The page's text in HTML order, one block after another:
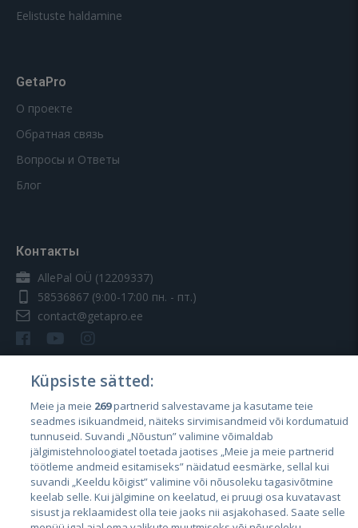
Eelistuste haldamine
GetaPro
О проекте
Обратная связь
Вопросы и Ответы
Блог
Контакты
AllePal OÜ (12209337)
58536867 (9:00-17:00 пн. - пт.)
contact@getapro.ee
Страны
Эстония
Латвия
Литва
Küpsiste sätted:
Meie ja meie 269partnerid salvestavame ja kasutame teie
seadmes isikuandmeid, näiteks sirvimisandmeid või kordumatuid
tunnuseid. Suvandi „Nõustun” valimine võimaldab
jälgimistehnoloogiatel toetada jaotises „Meie ja meie partnerid
töötleme andmeid esitamiseks” näidatud eesmärke, sellal kui
suvandi „Keeldu kõigist” valimine või nõusoleku tagasivõtmine
keelab selle. Kui jälgimine on keelatud, ei pruugi osa kuvatavast
sisust ja reklaamidest olla teie jaoks nii asjakohased. Saate selle